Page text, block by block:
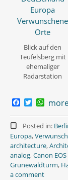
Blick auf den
Teufelsberg mit
ehemaliger
Radarstation
c
e
b
o
o
k
T
i
t
t
e
r
W
a
t
s
A
p
p
Posted in:
Europa,
architecture,
analog,Canon EOS
Grunewaldturm,
a comment